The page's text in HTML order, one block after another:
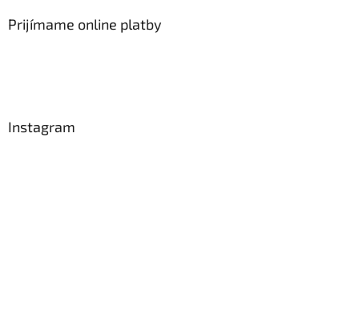
Prijímame online platby
Instagram